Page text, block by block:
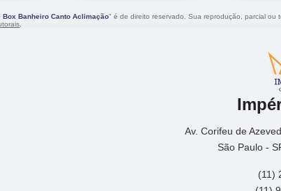
Box Banheiro Canto Aclimação" é de direito reservado. Sua reprodução, parcial ou
Av. Corifeu de
São Paulo -
(11)